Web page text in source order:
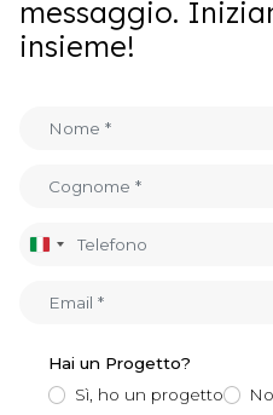
messaggio.
insieme!
Italia
Hai un Progetto?
Sì, ho un progetto
No